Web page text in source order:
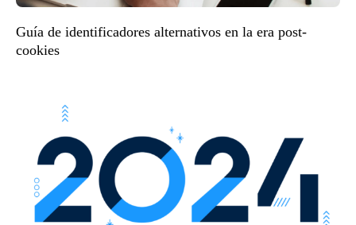
Guía de identificadores alternativos en la era post-
cookies